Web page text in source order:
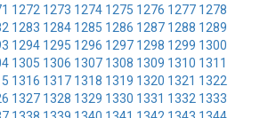
1272 1273 1274 1275 1276 1277 1278
1283 1284 1285 1286 1287 1288 1289
1294 1295 1296 1297 1298 1299 1300
1305 1306 1307 1308 1309 1310 1311
1316 1317 1318 1319 1320 1321 1322
1327 1328 1329 1330 1331 1332 1333